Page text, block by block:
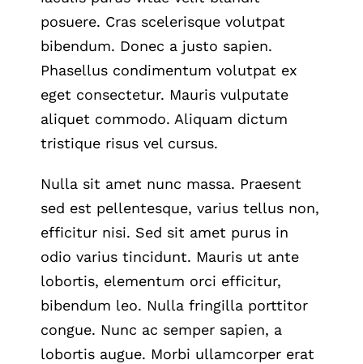
posuere. Cras scelerisque volutpat
bibendum. Donec a justo sapien.
Phasellus condimentum volutpat ex
eget consectetur. Mauris vulputate
aliquet commodo. Aliquam dictum
tristique risus vel cursus.
Nulla sit amet nunc massa. Praesent
sed est pellentesque, varius tellus non,
efficitur nisi. Sed sit amet purus in
odio varius tincidunt. Mauris ut ante
lobortis, elementum orci efficitur,
bibendum leo. Nulla fringilla porttitor
congue. Nunc ac semper sapien, a
lobortis augue. Morbi ullamcorper erat